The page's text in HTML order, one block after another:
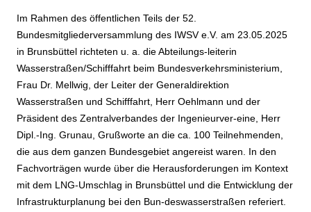
Im Rahmen des öffentlichen Teils der 52.
Bundesmitgliederversammlung des IWSV e.V. am 23.05.2025
in Brunsbüttel richteten u. a. die Abteilungs-leiterin
Wasserstraßen/Schifffahrt beim Bundesverkehrsministerium,
Frau Dr. Mellwig, der Leiter der Generaldirektion
Wasserstraßen und Schifffahrt, Herr Oehlmann und der
Präsident des Zentralverbandes der Ingenieurver-eine, Herr
Dipl.-Ing. Grunau, Grußworte an die ca. 100 Teilnehmenden,
die aus dem ganzen Bundesgebiet angereist waren. In den
Fachvorträgen wurde über die Herausforderungen im Kontext
mit dem LNG-Umschlag in Brunsbüttel und die Entwicklung der
Infrastrukturplanung bei den Bun-deswasserstraßen referiert.